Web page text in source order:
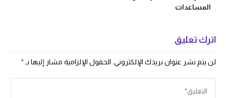
المساعدات
اترك تعليق
لن يتم نشر عنوان بريدك الإلكتروني. الحقول الإلزامية مشار إليها بـ *